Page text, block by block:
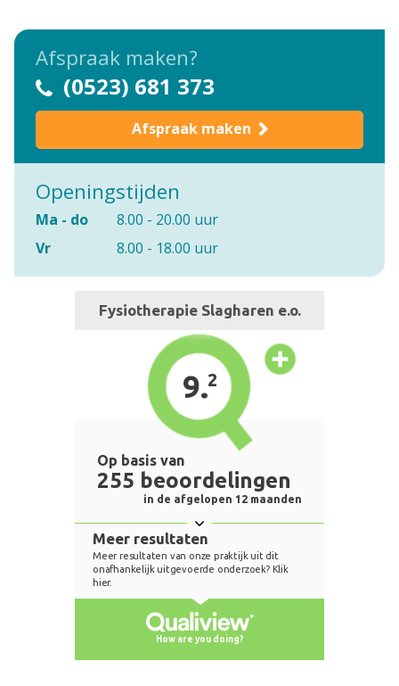
Afspraak maken?
(0523) 681 373
Afspraak maken
Openingstijden
Ma - do
8.00 - 20.00 uur
Vr
8.00 - 18.00 uur